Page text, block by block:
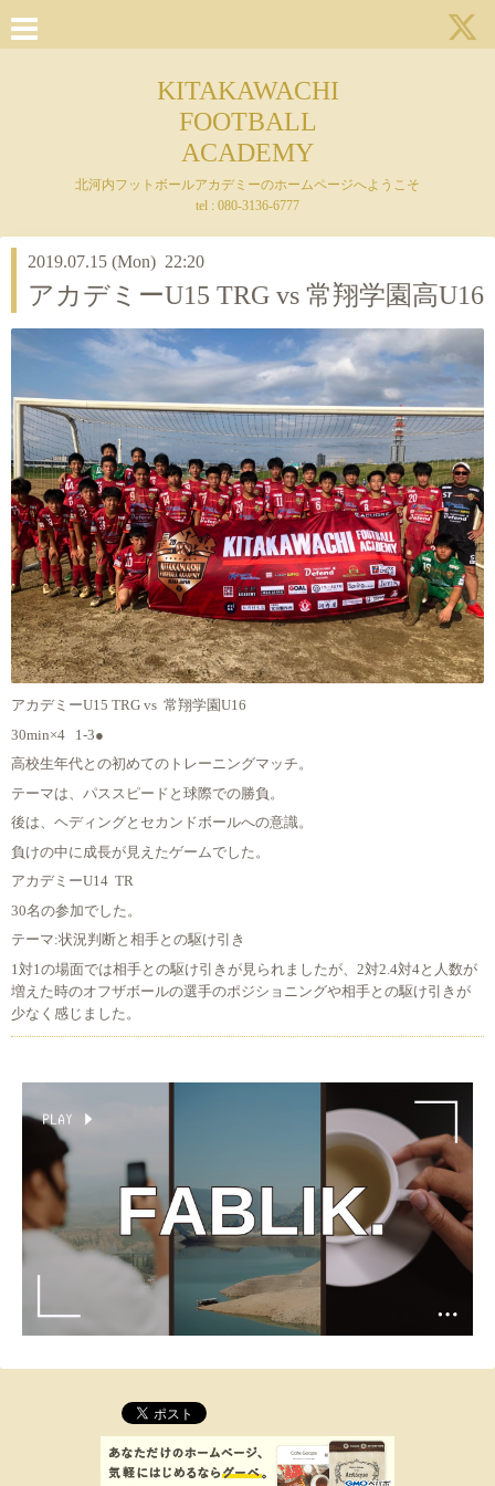
KITAKAWACHI
FOOTBALL
ACADEMY
北河内フットボールアカデミーのホームページへようこそ
tel : 080-3136-6777
2019.07.15 (Mon) 22:20
アカデミーU15 TRG vs 常翔学園高U16
アカデミーU15 TRG vs 常翔学園U16
30min×4 1-3●
高校生年代との初めてのトレーニングマッチ。
テーマは、パススピードと球際での勝負。
後は、ヘディングとセカンドボールへの意識。
負けの中に成長が見えたゲームでした。
アカデミーU14 TR
30名の参加でした。
テーマ:状況判断と相手との駆け引き
1対1の場面では相手との駆け引きが見られましたが、2対2.4対4と人数が
増えた時のオフザボールの選手のポジショニングや相手との駆け引きが
少なく感じました。